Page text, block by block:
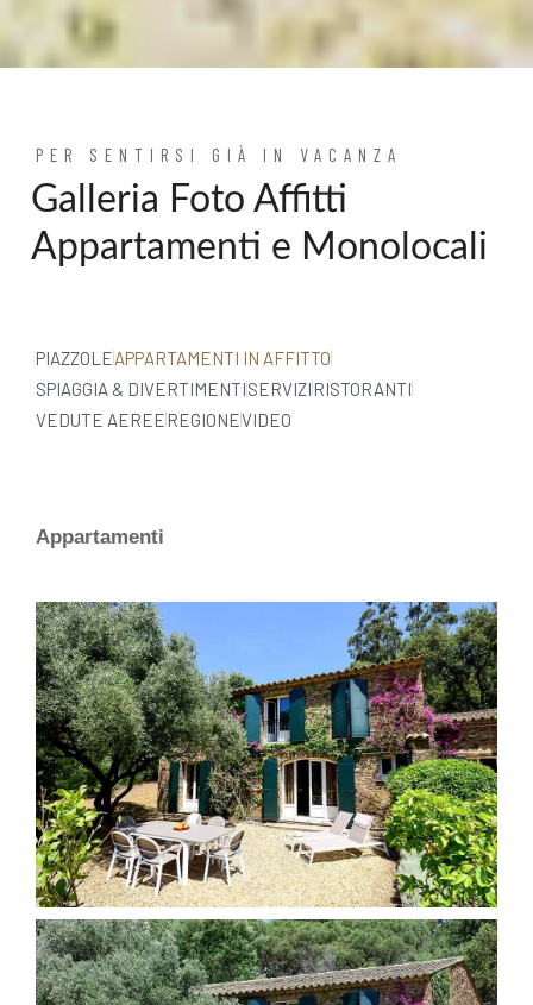
PER SENTIRSI GIÀ IN VACANZA
Galleria Foto Affitti
Appartamenti e Monolocali
PIAZZOLEAPPARTAMENTI IN AFFITTO
SPIAGGIA & DIVERTIMENTISERVIZI RISTORANTI
VEDUTE AEREE REGIONEVIDEO
Appartamenti